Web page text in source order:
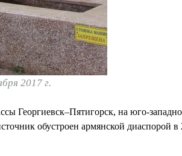
2017 г.
Георгиевск–Пятигорск, на юго-
обустроен армянской диаспорой в